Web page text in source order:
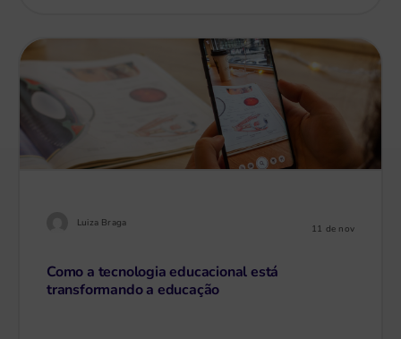
Luiza Braga 11 de nov
Como a tecnologia educacional está
transformando a educação